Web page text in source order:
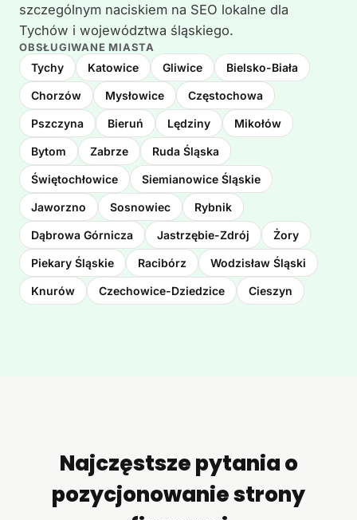
szczególnym naciskiem na SEO lokalne dla
Tychów i województwa śląskiego.
OBSŁUGIWANE MIASTA
Tychy Katowice Gliwice Bielsko-Biała
Chorzów Mysłowice Częstochowa
Pszczyna Bieruń Lędziny Mikołów
Bytom Zabrze Ruda Śląska
Świętochłowice Siemianowice Śląskie
Jaworzno Sosnowiec Rybnik
Dąbrowa Górnicza Jastrzębie-Zdrój Żory
Piekary Śląskie Racibórz Wodzisław Śląski
Knurów Czechowice-Dziedzice Cieszyn
Najczęstsze pytania o
pozycjonowanie strony